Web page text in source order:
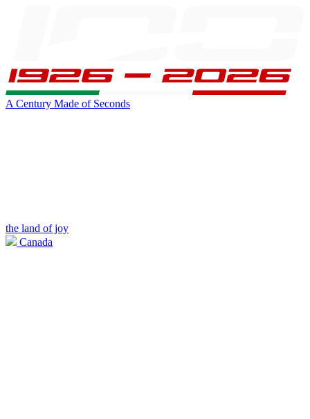
A Century Made of Seconds
the land of joy
Canada